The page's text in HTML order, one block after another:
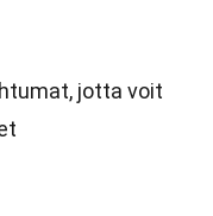
jotta voit